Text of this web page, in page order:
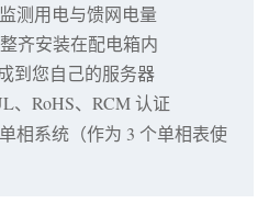
测用电与馈网电量
齐安装在配电箱内
到您自己的服务器
、RoHS、RCM 认证
相系统（作为 3 个单相表使